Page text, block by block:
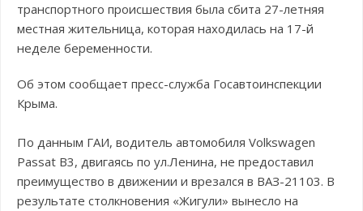
транспортного происшествия была сбита 27-летняя
местная жительница, которая находилась на 17-й
неделе беременности.
Об этом сообщает пресс-служба Госавтоинспекции
Крыма.
По данным ГАИ, водитель автомобиля Volkswagen
Passat B3, двигаясь по ул.Ленина, не предоставил
преимущество в движении и врезался в ВАЗ-21103. В
результате столкновения «Жигули» вынесло на